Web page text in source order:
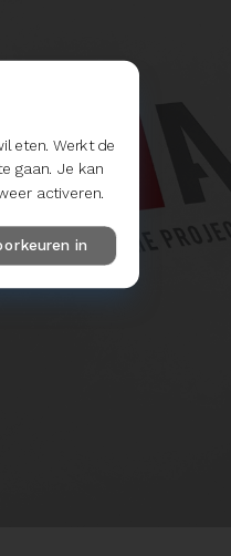
eten. Werkt de
gaan. Je kan
activeren.
in